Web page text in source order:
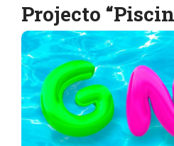
Projecto